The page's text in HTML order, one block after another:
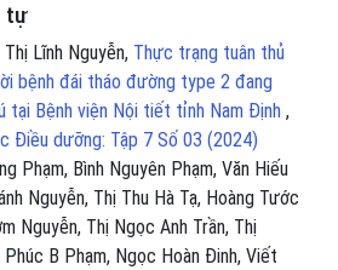
tự
Lĩnh Nguyễn, Thực trạng tuân thủ
bệnh đái tháo đường type 2 đang
tại Bệnh viện Nội tiết tỉnh Nam Định ,
Điều dưỡng: Tập 7 Số 03 (2024)
Phạm, Bình Nguyên Phạm, Văn Hiếu
Nguyễn, Thị Thu Hà Tạ, Hoàng Tước
Nguyễn, Thị Ngọc Anh Trần, Thị
Phúc B Phạm, Ngọc Hoàn Đinh, Viết